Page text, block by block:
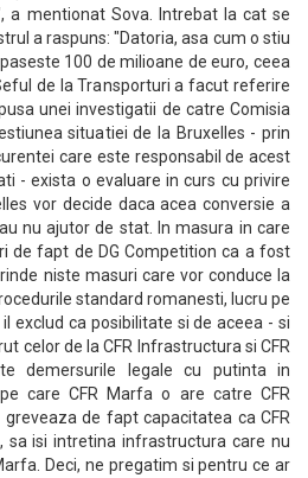
a mentionat Sova. Intrebat la cat se
a raspuns: "Datoria, asa cum o stiu
100 de milioane de euro, ceea
de la Transporturi a facut referire
unei investigatii de catre Comisia
situatiei de la Bruxelles - prin
care este responsabil de acest
- exista o evaluare in curs cu privire
vor decide daca acea conversie a
nu ajutor de stat. In masura in care
de fapt de DG Competition ca a fost
niste masuri care vor conduce la
standard romanesti, lucru pe
exclud ca posibilitate si de aceea - si
celor de la CFR Infrastructura si CFR
demersurile legale cu putinta in
care CFR Marfa o are catre CFR
de fapt capacitatea ca CFR
sa isi intretina infrastructura care nu
Deci, ne pregatim si pentru ce ar